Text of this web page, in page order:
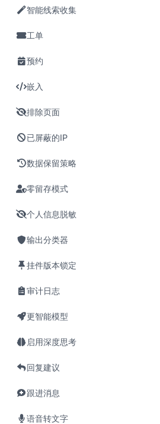
智能线索收集
工单
预约
嵌入
排除页面
已屏蔽的IP
数据保留策略
零留存模式
个人信息脱敏
输出分类器
挂件版本锁定
审计日志
更智能模型
启用深度思考
回复建议
跟进消息
语音转文字